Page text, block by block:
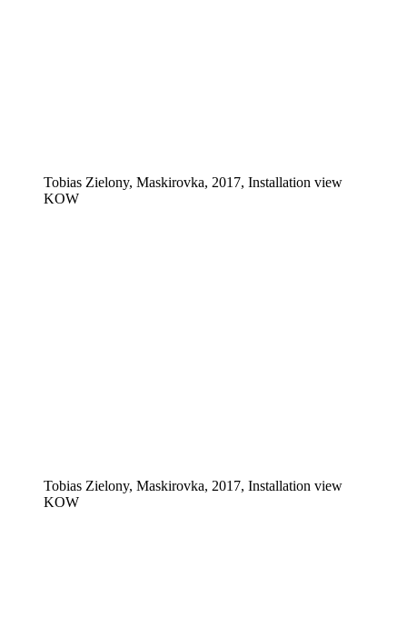
Tobias Zielony, Maskirovka, 2017, Installation view
KOW
Tobias Zielony, Maskirovka, 2017, Installation view
KOW